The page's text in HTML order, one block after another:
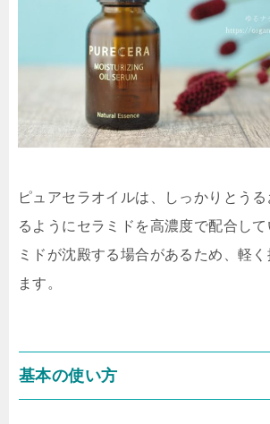
ピュアセラオイルは、しっかりとう
るようにセラミドを高濃度で配合し
ミドが沈殿する場合があるため、軽
ます。
基本の使い方